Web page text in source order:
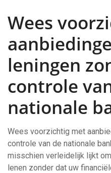
Wees
leningen
controle
nationale
Wees voorzichtig met
controle van de nationale
misschien verleidelijk lijkt
lenen zonder dat uw